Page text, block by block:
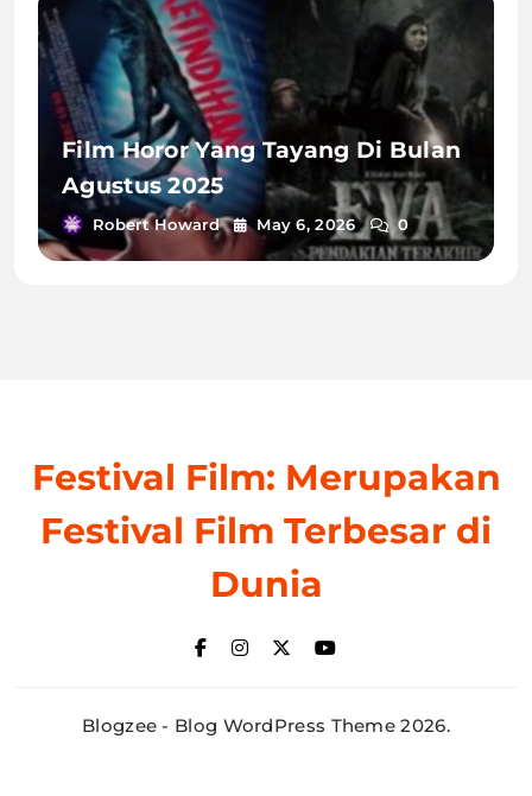
Film Horor Yang Tayang Di Bulan
Agustus 2025
Robert Howard May 6, 2026 0
Festival Film: Merupakan
Festival Film Terbesar di
Dunia
Blogzee - Blog WordPress Theme 2026.